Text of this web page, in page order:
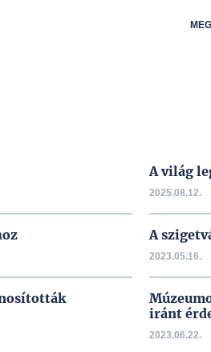
A világ
2025.08.12.
A
2023.05.16.
iránt
2023.06.22.